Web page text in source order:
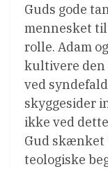
Guds gode
mennesket
rolle. Adam
kultivere den
ved
skyggesider
ikke ved
Gud skænket
teologiske